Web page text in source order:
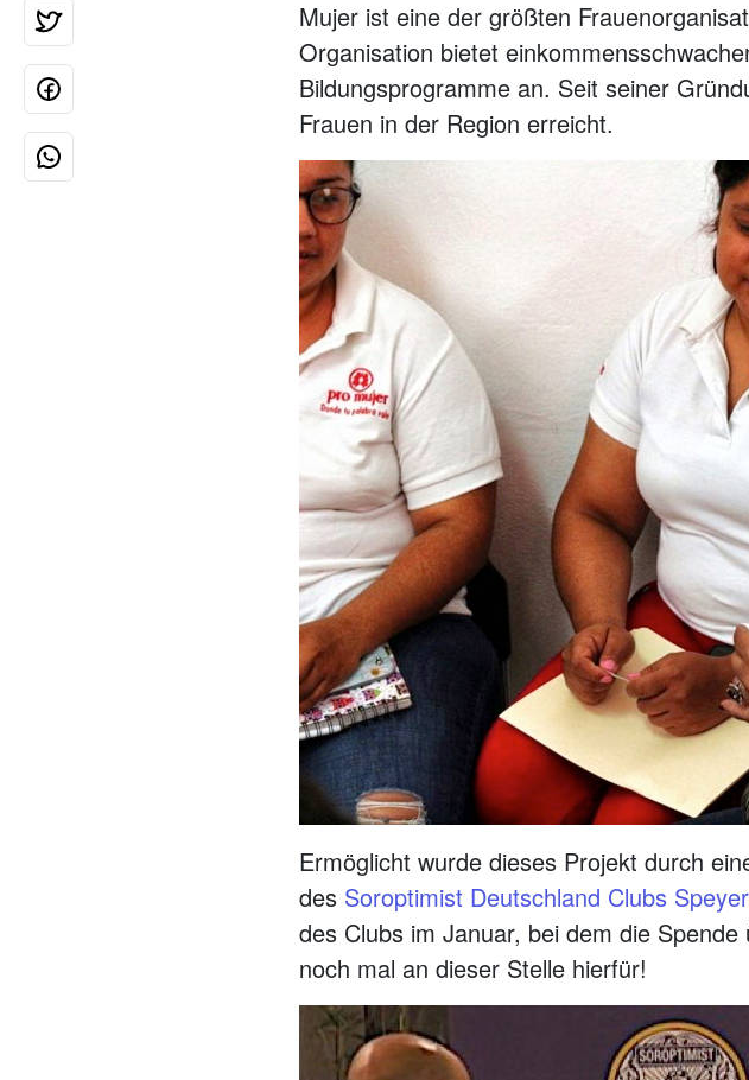
Mujer ist eine der größten
Organisation bietet
Bildungsprogramme an. Seit seiner
Frauen in der Region erreicht.
Ermöglicht wurde dieses Projekt durch
des Soroptimist Deutschland Clubs
des Clubs im Januar, bei dem die
noch mal an dieser Stelle hierfür!